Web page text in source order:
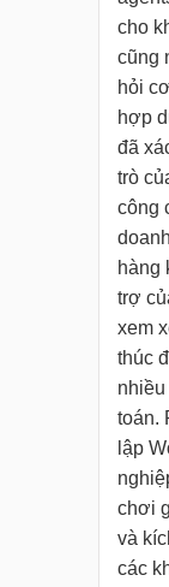
cho
cũng
hỏi
hợp
đã
trò
công
hàng
trợ
xem
thúc
nhiều
toán.
lập
chơi
và
các